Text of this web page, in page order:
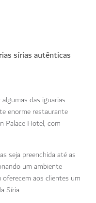
sírias autênticas
das iguarias
enorme restaurante
Palace Hotel, com
seja preenchida até as
um ambiente
aos clientes um
Síria.